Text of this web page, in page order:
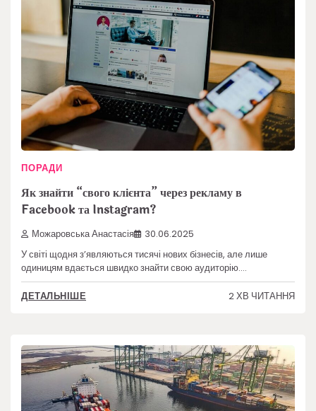
ПОРАДИ
Як знайти “свого клієнта” через рекламу в
Facebook та Instagram?
Можаровська Анастасія 30.06.2025
У світі щодня з’являються тисячі нових бізнесів, але лише
одиницям вдається швидко знайти свою аудиторію.…
ДЕТАЛЬНІШЕ 2 ХВ ЧИТАННЯ